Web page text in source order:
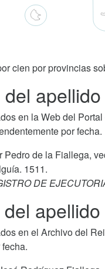
cien por provincias
en la Web del
por fecha.
de la Fiallega,
1511.
DE
en el Archivo del